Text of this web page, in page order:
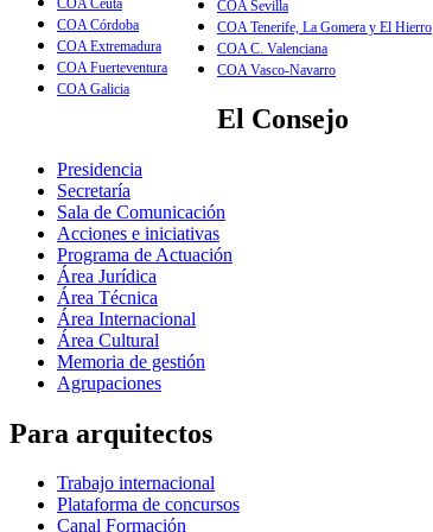
COA Ceuta
COA Córdoba
COA Extremadura
COA Fuerteventura
COA Galicia
COA Sevilla
COA Tenerife, La Gomera y El Hierro
COA C. Valenciana
COA Vasco-Navarro
El Consejo
Presidencia
Secretaría
Sala de Comunicación
Acciones e iniciativas
Programa de Actuación
Área Jurídica
Área Técnica
Área Internacional
Área Cultural
Memoria de gestión
Agrupaciones
Para arquitectos
Trabajo internacional
Plataforma de concursos
Canal Formación